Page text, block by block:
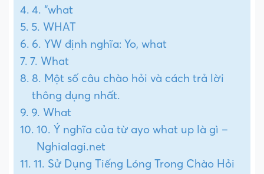
4. “what
5. WHAT
6. YW định nghĩa: Yo, what
7. What
8. Một số câu chào hỏi và cách trả lời
thông dụng nhất.
9. What
10. Ý nghĩa của từ ayo what up là gì –
Nghialagi.net
11. Sử Dụng Tiếng Lóng Trong Chào Hỏi